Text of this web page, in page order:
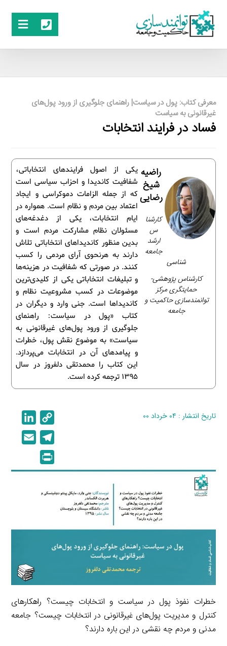
معرفی کتاب: پول در سیاست‏‫| راهنمای جلوگیری از ورود پول‌های
غیر‌قانونی به سیاست
فساد در فرایند انتخابات
یکی از اصول فرایندهای انتخاباتی،
شفافیت کاندیدا و احزاب سیاسی است
که از جمله الزامات دموکراسی و ایجاد
اعتماد بین مردم و نظام است. همواره در
ایام انتخابات، یکی از دغدغه‌های
مسئولان نظام مشارکت مردم است و
بدین منظور کاندیداهای انتخاباتی تلاش
دارند به هرنحوی آرای مردمی را کسب
کنند. در صورتی که شفافیت در هزینه‌ها
و تبلیغات انتخاباتی یکی از کلیدی‌ترین
موضوعات در کسب مشروعیت نظام و
کاندیداها است. جنی وارد و دیگران در
کتاب «پول در سیاست‏‫:‌ راهنمای
جلوگیری از ورود پول‌های غیر‌قانونی به
سیاست» به موضوع نقش پول، خطرات
و پیامدهای آن در انتخابات می‌پردازد.
این کتاب را محمد‌‌تقی دلفروز در سال
1395 ترجمه کرده است.
راضیه
شیخ
رضایی
کارشنا
س
ارشد
جامعه
شناسی
کارشناس پژوهشی-
حمایتگری مرکز
توانمندسازی حاکمیت و
جامعه
تاریخ انتشار : ۰۴ خرداد ۰۰
o
p
y
L
i
n
e
e
l
r
خطرات نفوذ پول در سیاست و انتخابات چیست؟ راهکارهای
کنترل و مدیریت پول‌های غیرقانونی در انتخابات چیست؟ جامعه
مدنی و مردم چه نقشی در این باره دارند؟